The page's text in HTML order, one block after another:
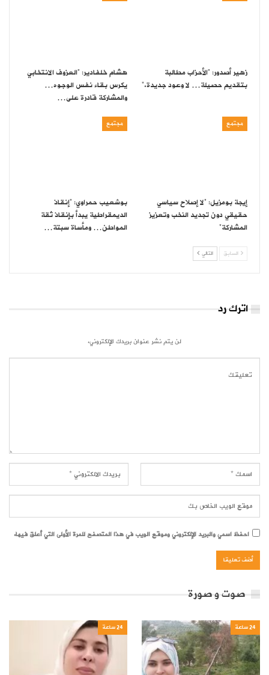
زهير أصدور: “الأحزاب مطالبة
بتقديم حصيلة… لا وعود جديدة.”
هشام خلفادير: “العزوف الانتخابي
يكرس بقاء نفس الوجوه…
والمشاركة قادرة على…
مجتمع
إيجة بومزيل: “لا إصلاح سياسي
حقيقي دون تجديد النخب وتعزيز
المشاركة”
مجتمع
بوشعيب حمراوي: “إنقاذ
الديمقراطية يبدأ بإنقاذ ثقة
المواطن… ومأساة سبتة…
السابق التالي
اترك رد
لن يتم نشر عنوان بريدك الإلكتروني.
احفظ اسمي والبريد الإلكتروني وموقع الويب في هذا المتصفح للمرة الأولى التي أعلق فيها.
صوت و صورة
24 ساعة 24 ساعة